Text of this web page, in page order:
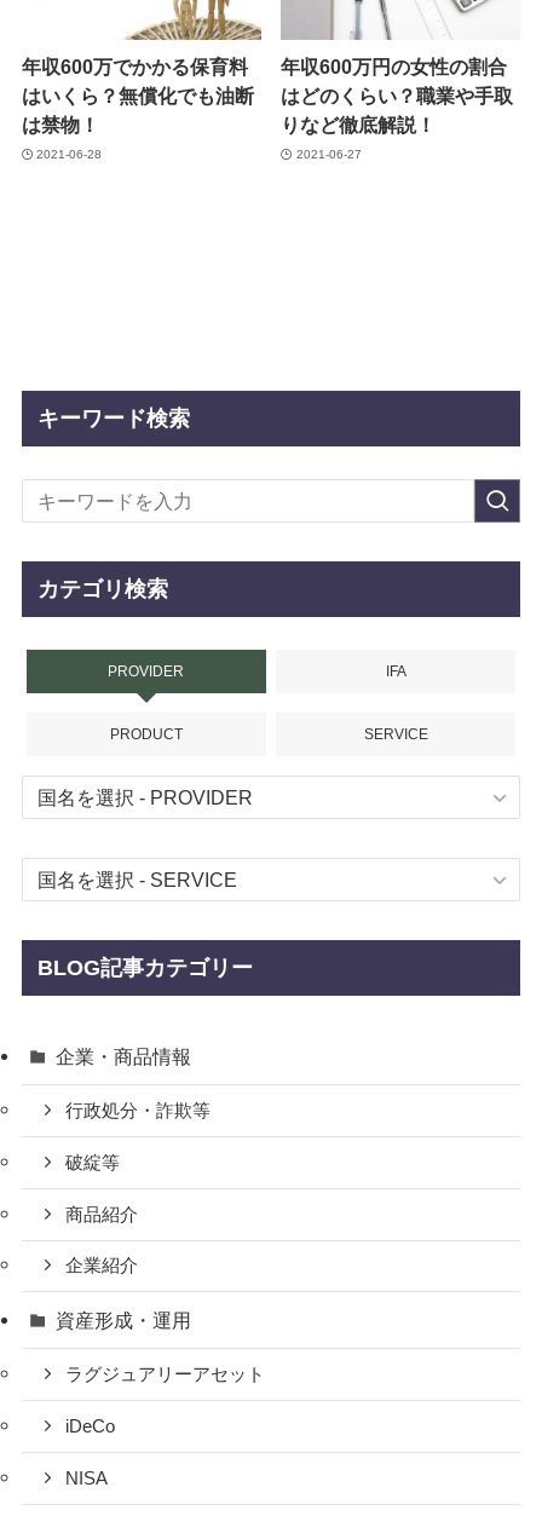
年収600万でかかる保育料
はいくら？無償化でも油断
は禁物！
2021-06-28
年収600万円の女性の割合
はどのくらい？職業や手取
りなど徹底解説！
2021-06-27
キーワード検索
カテゴリ検索
PROVIDER IFA
PRODUCT SERVICE
BLOG記事カテゴリー
企業・商品情報
行政処分・詐欺等
破綻等
商品紹介
企業紹介
資産形成・運用
ラグジュアリーアセット
iDeCo
NISA